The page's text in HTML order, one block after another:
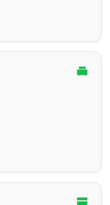
Ladepunkte:
zu Hause und
Werkstatt-Ersatz:
und vergleiche